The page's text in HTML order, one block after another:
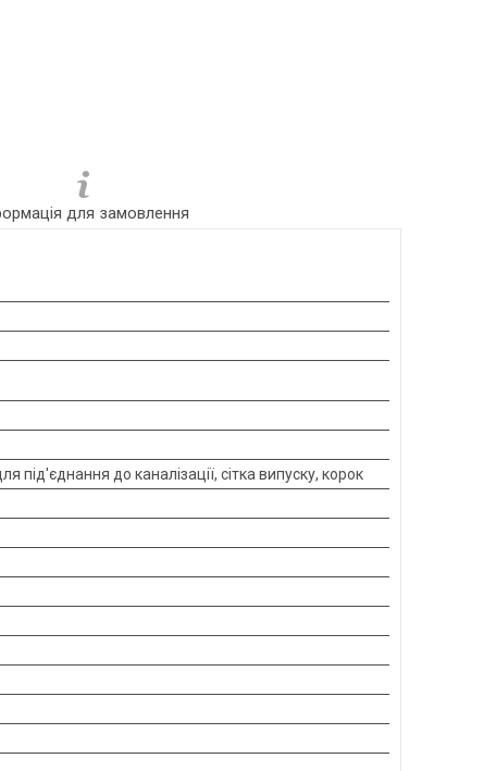
для замовлення
під'єднання до каналізації, сітка випуску, корок